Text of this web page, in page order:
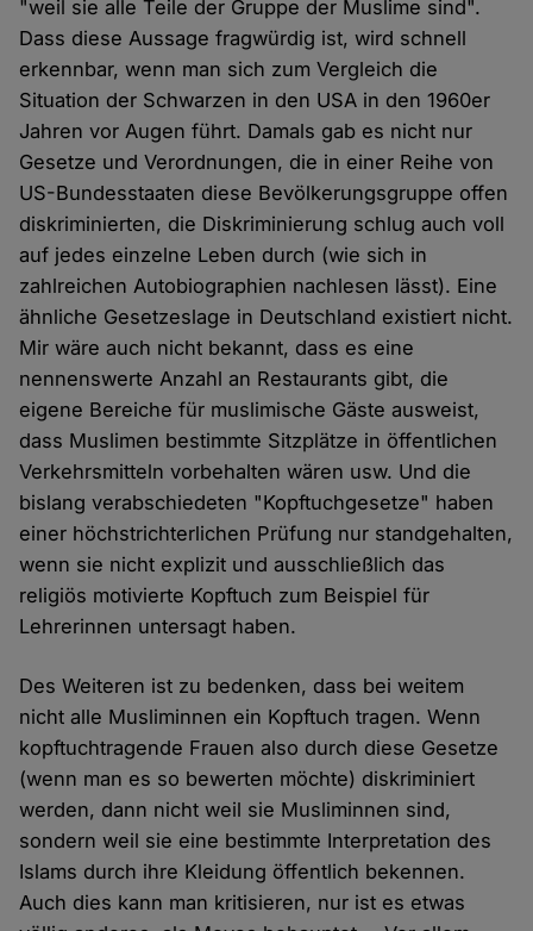
"weil sie alle Teile der Gruppe der Muslime sind".
Dass diese Aussage fragwürdig ist, wird schnell
erkennbar, wenn man sich zum Vergleich die
Situation der Schwarzen in den USA in den 1960er
Jahren vor Augen führt. Damals gab es nicht nur
Gesetze und Verordnungen, die in einer Reihe von
US-Bundesstaaten diese Bevölkerungsgruppe offen
diskriminierten, die Diskriminierung schlug auch voll
auf jedes einzelne Leben durch (wie sich in
zahlreichen Autobiographien nachlesen lässt). Eine
ähnliche Gesetzeslage in Deutschland existiert nicht.
Mir wäre auch nicht bekannt, dass es eine
nennenswerte Anzahl an Restaurants gibt, die
eigene Bereiche für muslimische Gäste ausweist,
dass Muslimen bestimmte Sitzplätze in öffentlichen
Verkehrsmitteln vorbehalten wären usw. Und die
bislang verabschiedeten "Kopftuchgesetze" haben
einer höchstrichterlichen Prüfung nur standgehalten,
wenn sie nicht explizit und ausschließlich das
religiös motivierte Kopftuch zum Beispiel für
Lehrerinnen untersagt haben.
Des Weiteren ist zu bedenken, dass bei weitem
nicht alle Musliminnen ein Kopftuch tragen. Wenn
kopftuchtragende Frauen also durch diese Gesetze
(wenn man es so bewerten möchte) diskriminiert
werden, dann nicht weil sie Musliminnen sind,
sondern weil sie eine bestimmte Interpretation des
Islams durch ihre Kleidung öffentlich bekennen.
Auch dies kann man kritisieren, nur ist es etwas